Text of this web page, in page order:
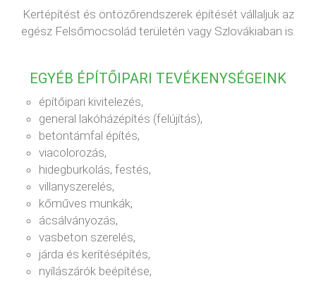
Kertépítést és öntözőrendszerek építését vállaljuk az
egész Felsőmocsolád területén vagy Szlovákiaban is.
EGYÉB ÉPÍTŐIPARI TEVÉKENYSÉGEINK
építőipari kivitelezés,
general lakóházépítés (felújítás),
betontámfal építés,
viacolorozás,
hidegburkolás, festés,
villanyszerelés,
kőműves munkák,
ácsálványozás,
vasbeton szerelés,
járda és kerítésépítés,
nyílászárók beépítése,